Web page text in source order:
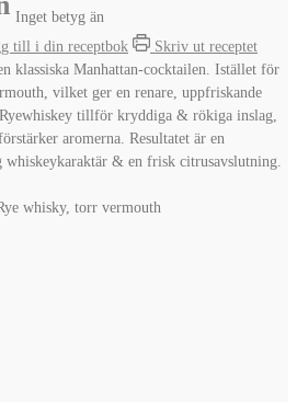
Inget betyg än
till i din receptbok
Skriv ut receptet
klassiska Manhattan-cocktailen. Istället för
vilket ger en renare, uppfriskande
tillför kryddiga & rökiga inslag,
aromerna. Resultatet är en
& en frisk citrusavslutning.
whisky, torr vermouth